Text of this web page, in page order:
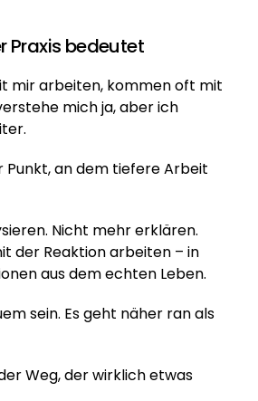
Praxis bedeutet
mir arbeiten, kommen oft mit
mich ja, aber ich
Punkt, an dem tiefere Arbeit
Nicht mehr erklären.
der Reaktion arbeiten – in
aus dem echten Leben.
sein. Es geht näher ran als
Weg, der wirklich etwas